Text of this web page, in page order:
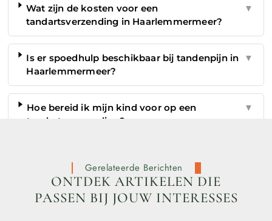
Wat zijn de kosten voor een
tandartsverzending in Haarlemmermeer?
▼
Is er spoedhulp beschikbaar bij tandenpijn in
Haarlemmermeer?
▼
Hoe bereid ik mijn kind voor op een
tandartsverzending?
▼
Gerelateerde Berichten
ONTDEK ARTIKELEN DIE
PASSEN BIJ JOUW INTERESSES